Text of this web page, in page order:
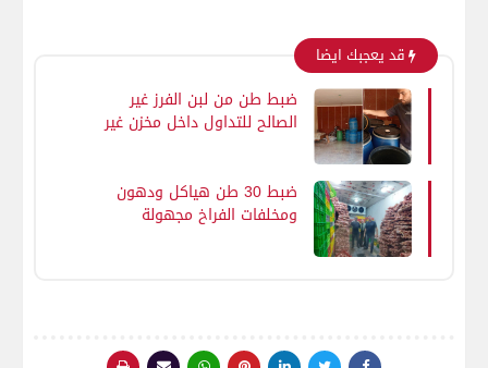
قد يعجبك ايضا
ضبط طن من لبن الفرز غير
الصالح للتداول داخل مخزن غير
ضبط 30 طن هياكل ودهون
ومخلفات الفراخ مجهولة